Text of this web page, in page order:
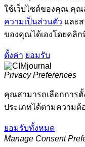
ใช้เว็บไซต์ของคุณ คุณ
ความเป็นส่วนตัว และ
ของคุณได้เองโดยคลิก
ตั้งค่า ยอมรับ
Privacy Preferences
คุณสามารถเลือกการ
ประเภทได้ตามความต้
ยอมรับทั้งหมด
Manage Consent